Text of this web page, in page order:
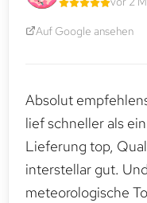
Auf Google ansehen
Absolut
lief schneller als
Lieferung top,
interstellar gut.
meteorologische